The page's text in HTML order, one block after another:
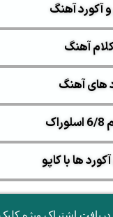
آکورد آهنگ
آهنگ
های آهنگ
ها با کاپو